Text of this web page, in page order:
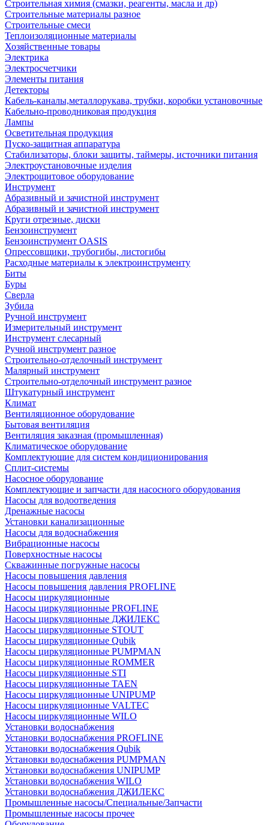
Строительная химия (смазки, реагенты, масла и др)
Строительные материалы разное
Строительные смеси
Теплоизоляционные материалы
Хозяйственные товары
Электрика
Электросчетчики
Элементы питания
Детекторы
Кабель-каналы,металлорукава, трубки, коробки установочные
Кабельно-проводниковая продукция
Лампы
Осветительная продукция
Пуско-защитная аппаратура
Стабилизаторы, блоки защиты, таймеры, источники питания
Электроустановочные изделия
Электрощитовое оборудование
Инструмент
Абразивный и зачистной инструмент
Абразивный и зачистной инструмент
Круги отрезные, диски
Бензоинструмент
Бензоинструмент OASIS
Опрессовщики, трубогибы, листогибы
Расходные материалы к электроинструменту
Биты
Буры
Сверла
Зубила
Ручной инструмент
Измерительный инструмент
Инструмент слесарный
Ручной инструмент разное
Строительно-отделочный инструмент
Малярный инструмент
Строительно-отделочный инструмент разное
Штукатурный инструмент
Климат
Вентиляционное оборудование
Бытовая вентиляция
Вентиляция заказная (промышленная)
Климатическое оборудование
Комплектующие для систем кондиционирования
Сплит-системы
Насосное оборудование
Комплектующие и запчасти для насосного оборудования
Насосы для водоотведения
Дренажные насосы
Установки канализационные
Насосы для водоснабжения
Вибрационные насосы
Поверхностные насосы
Скважинные погружные насосы
Насосы повышения давления
Насосы повышения давления PROFLINE
Насосы циркуляционные
Насосы циркуляционные PROFLINE
Насосы циркуляционные ДЖИЛЕКС
Насосы циркуляционные STOUT
Насосы циркуляционные Qubik
Насосы циркуляционные PUMPMAN
Насосы циркуляционные ROMMER
Насосы циркуляционные STI
Насосы циркуляционные TAEN
Насосы циркуляционные UNIPUMP
Насосы циркуляционные VALTEC
Насосы циркуляционные WILO
Установки водоснабжения
Установки водоснабжения PROFLINE
Установки водоснабжения Qubik
Установки водоснабжения PUMPMAN
Установки водоснабжения UNIPUMP
Установки водоснабжения WILO
Установки водоснабжения ДЖИЛЕКС
Промышленные насосы/Специальные/Запчасти
Промышленные насосы прочее